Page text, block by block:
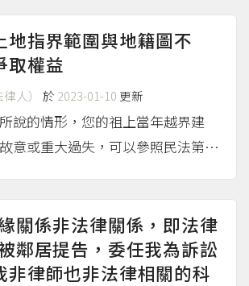
認為出借房子的貸與人和居住的借
「使用借貸關係」。 至於提問人
打...（more...）
地指界範圍與地籍圖不
取權益
人） 於 2023-01-10 更新
說的情形，您的祖上當年越界建
意或重大過失，可以參照民法第79
屋還地的訴訟，您可請求法院適用
，斟酌全盤情況免於拆除房屋。關
議...（more...）
關係非法律關係，即法律
鄰居提告，委任我為訴訟
非律師也非法律相關的科